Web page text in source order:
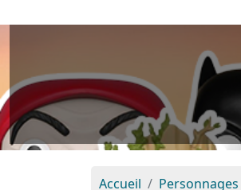
Accueil Personnages